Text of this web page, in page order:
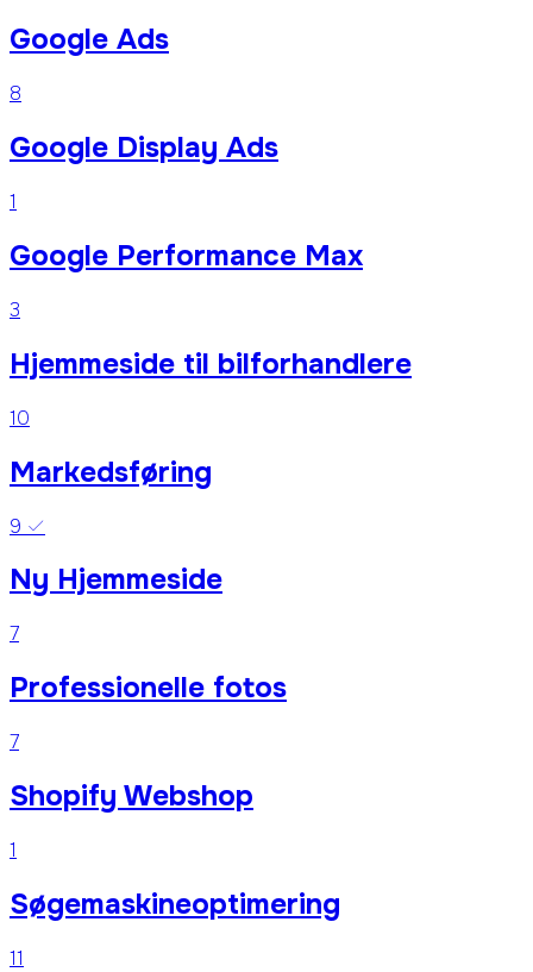
Google Ads
8
Google Display Ads
1
Google Performance Max
3
Hjemmeside til bilforhandlere
10
Markedsføring
9
Ny Hjemmeside
7
Professionelle fotos
7
Shopify Webshop
1
Søgemaskineoptimering
11